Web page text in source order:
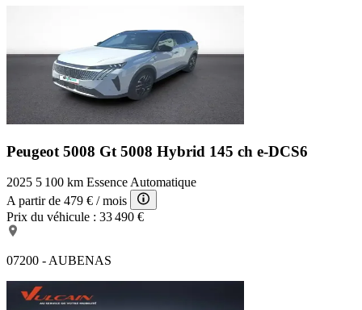
Peugeot 5008 Gt 5008 Hybrid 145 ch e-DCS6
2025 5 100 km EssenceAutomatique
A partir de 479 € / mois
Prix du véhicule : 33 490 €
07200 - AUBENAS